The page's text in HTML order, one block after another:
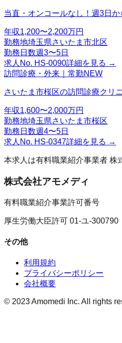
当直・オンコールなし！週3日
年収1,200〜2,200万円
勤務地埼玉県さいたま市北区
勤務日数週3〜5日
求人No. HS-0090詳細を見る →
訪問診療・外来｜常勤NEW
さいたま市桜区の訪問診療クリ
年収1,600〜2,000万円
勤務地埼玉県さいたま市桜区
勤務日数週4〜5日
求人No. HS-0347詳細を見る →
本求人は有料職業紹介事業者 株
株式会社アモメディ
有料職業紹介事業許可番号
厚生労働大臣許可 01-ユ-300790
その他
利用規約
プライバシーポリシー
会社概要
© 2023 Amomedi Inc. All rights